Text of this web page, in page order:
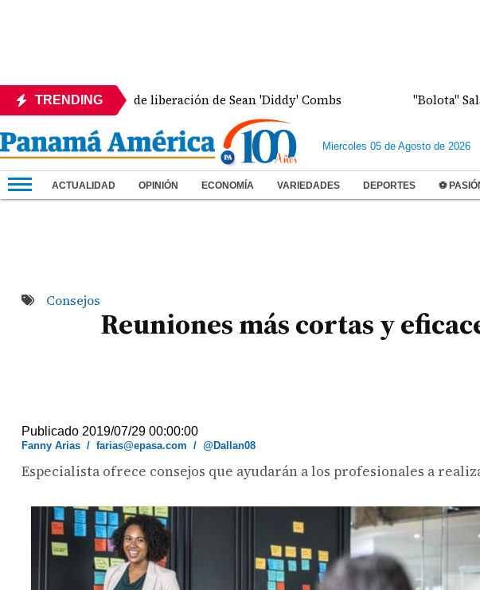
TRENDING
la fecha de liberación de Sean 'Diddy' Combs "Bolota" Salazar
Miercoles 05 de Agosto de 2026
ACTUALIDAD OPINIÓN ECONOMÍA VARIEDADES DEPORTES ⚽
Consejos
Reuniones más cortas y
Publicado 2019/07/29 00:00:00
Fanny Arias /farias@epasa.com /@Dallan08
Especialista ofrece consejos que ayudarán a los profesionales a